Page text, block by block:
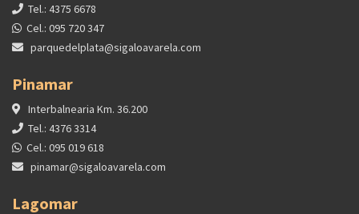
Tel.: 4375 6678
Cel.: 095 720 347
parquedelplata@sigaloavarela.com
Pinamar
Interbalnearia Km. 36.200
Tel.: 4376 3314
Cel.: 095 019 618
pinamar@sigaloavarela.com
Lagomar